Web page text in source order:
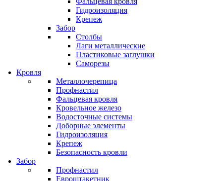
Гидроизоляция
Крепеж
Забор
Столбы
Лаги металлические
Пластиковые заглушки
Саморезы
Кровля
Металлочерепица
Профнастил
Фальцевая кровля
Кровельное железо
Водосточные системы
Доборные элементы
Гидроизоляция
Крепеж
Безопасность кровли
Забор
Профнастил
Евроштакетник